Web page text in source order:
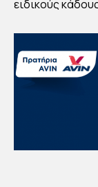
ειδικούς